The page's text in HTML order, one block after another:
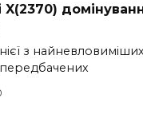
X(2370)
з найневловиміших